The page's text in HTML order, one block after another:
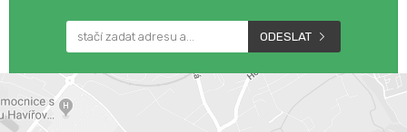
ODESLAT